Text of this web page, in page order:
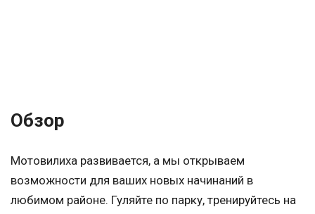
Обзор
Мотовилиха развивается, а мы открываем
возможности для ваших новых начинаний в
любимом районе. Гуляйте по парку, тренируйтесь на